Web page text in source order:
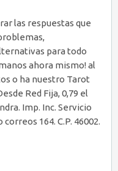
las respuestas que
para todo
ahora mismo! al
o ha nuestro Tarot
Red Fija, 0,79 el
Imp. Inc. Servicio
164. C.P. 46002.